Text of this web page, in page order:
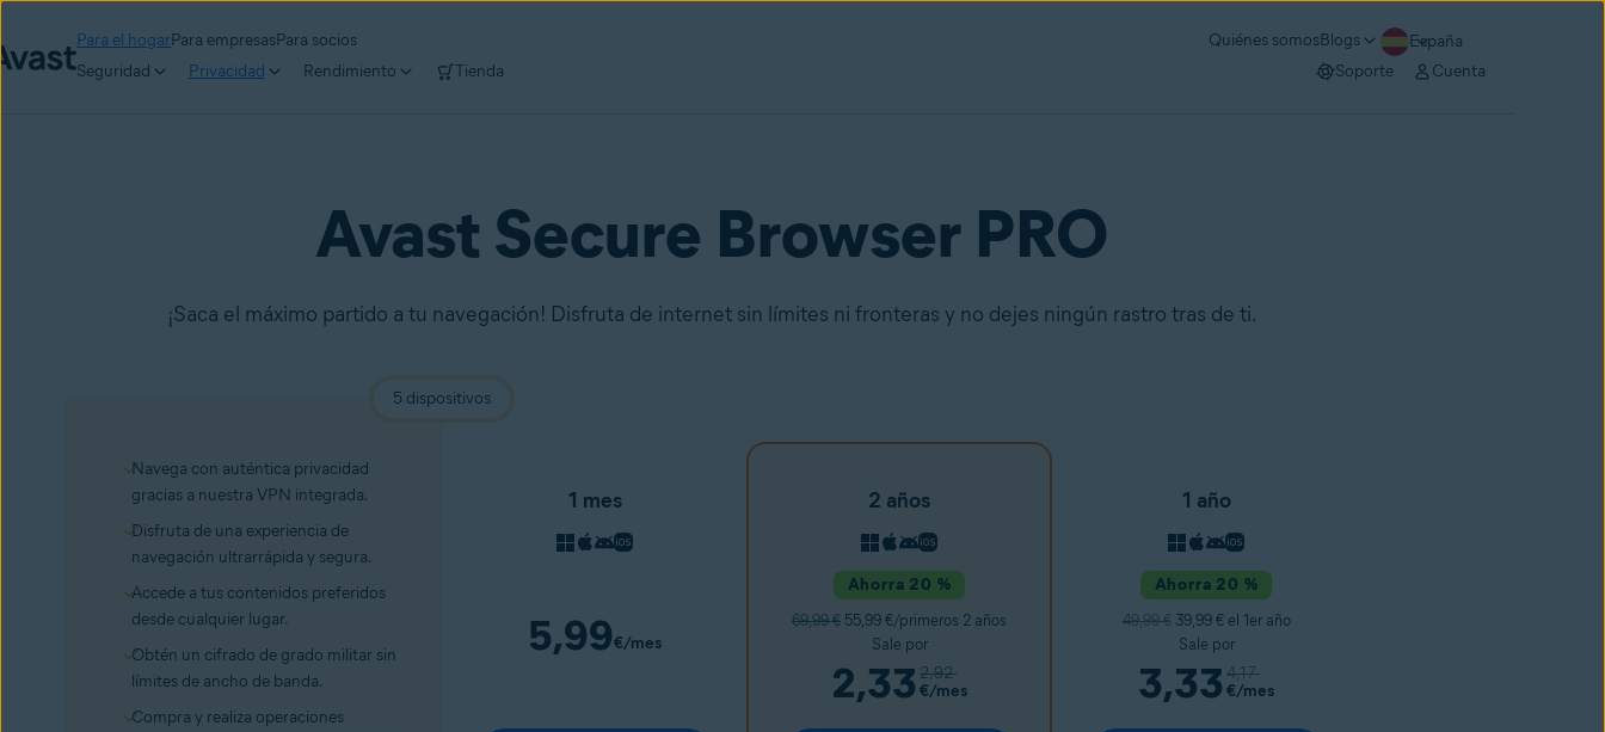
Para el hogarPara empresasPara socios Quiénes somosBlogs
España
Seguridad
Privacidad Rendimiento Tienda Soporte Cuenta
Avast Secure Browser PRO
¡Saca el máximo partido a tu navegación! Disfruta de internet sin límites ni fronteras y no dejes ningún rastro tras de ti.
Navega con auténtica privacidad
gracias a nuestra VPN integrada.
Disfruta de una experiencia de
navegación ultrarrápida y segura.
Accede a tus contenidos preferidos
desde cualquier lugar.
Obtén un cifrado de grado militar sin
límites de ancho de banda.
Compra y realiza operaciones
5 dispositivos
1 mes
5,99€/mes
2 años
Ahorra 20 %
69,99 € 55,99 €/primeros 2 años
Sale por
2,33 2,92
€/mes
1 año
Ahorra 20 %
49,99 € 39,99 € el 1er año
Sale por
3,33 4,17
€/mes